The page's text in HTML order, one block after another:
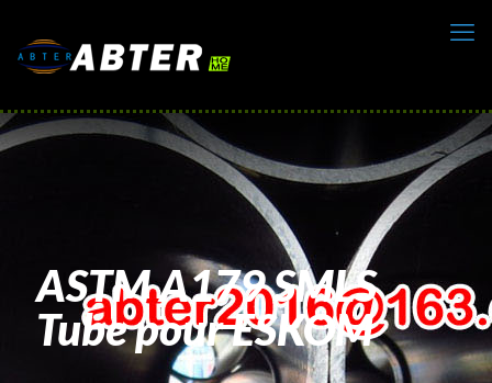
ASTM A179 SMLS
Tube pour ESKOM